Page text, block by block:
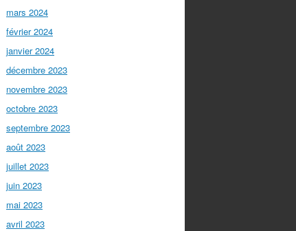
mars 2024
février 2024
janvier 2024
décembre 2023
novembre 2023
octobre 2023
septembre 2023
août 2023
juillet 2023
juin 2023
mai 2023
avril 2023